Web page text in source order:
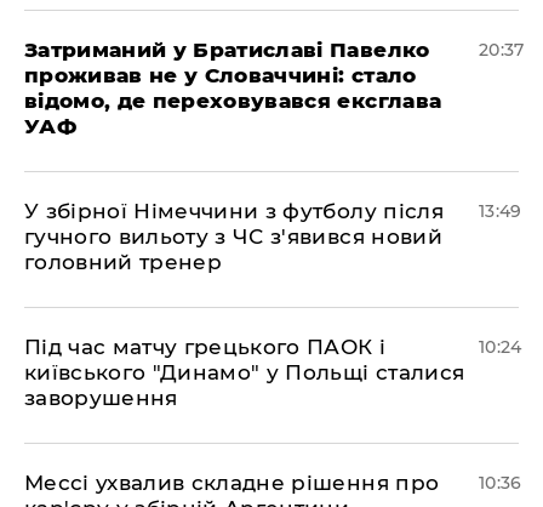
Затриманий у Братиславі Павелко
проживав не у Словаччині: стало
відомо, де переховувався ексглава
УАФ
20:37
У збірної Німеччини з футболу після
гучного вильоту з ЧС з'явився новий
головний тренер
13:49
Під час матчу грецького ПАОК і
київського "Динамо" у Польщі сталися
заворушення
10:24
Мессі ухвалив складне рішення про
10:36